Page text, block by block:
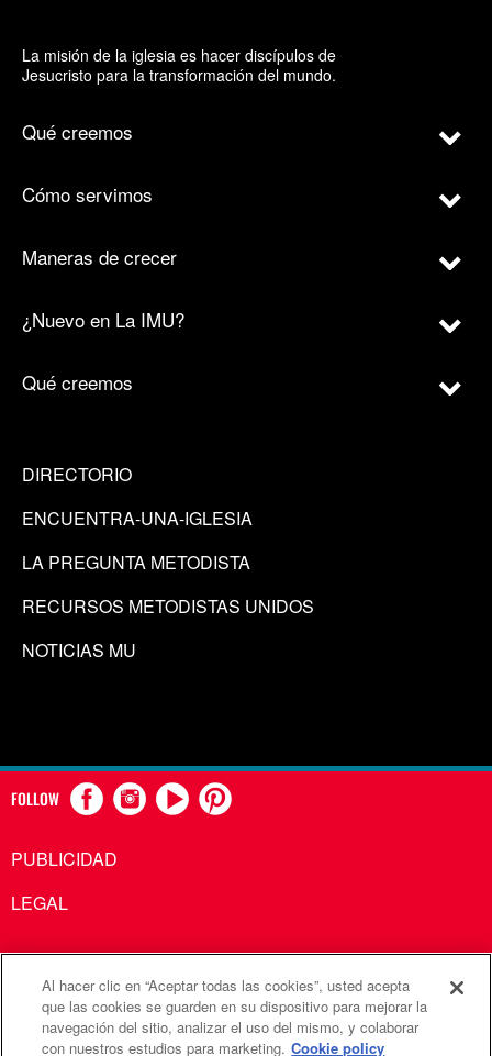
La misión de la iglesia es hacer discípulos de
Jesucristo para la transformación del mundo.
Qué creemos
Cómo servimos
Maneras de crecer
¿Nuevo en La IMU?
Qué creemos
DIRECTORIO
ENCUENTRA-UNA-IGLESIA
LA PREGUNTA METODISTA
RECURSOS METODISTAS UNIDOS
NOTICIAS MU
FOLLOW
PUBLICIDAD
LEGAL
Comunicaciones Metodistas Unidas es una agencia de la
Iglesia Metodista Unida
Al hacer clic en “Aceptar todas las cookies”, usted acepta
que las cookies se guarden en su dispositivo para mejorar la
navegación del sitio, analizar el uso del mismo, y colaborar
con nuestros estudios para marketing. Cookie policy